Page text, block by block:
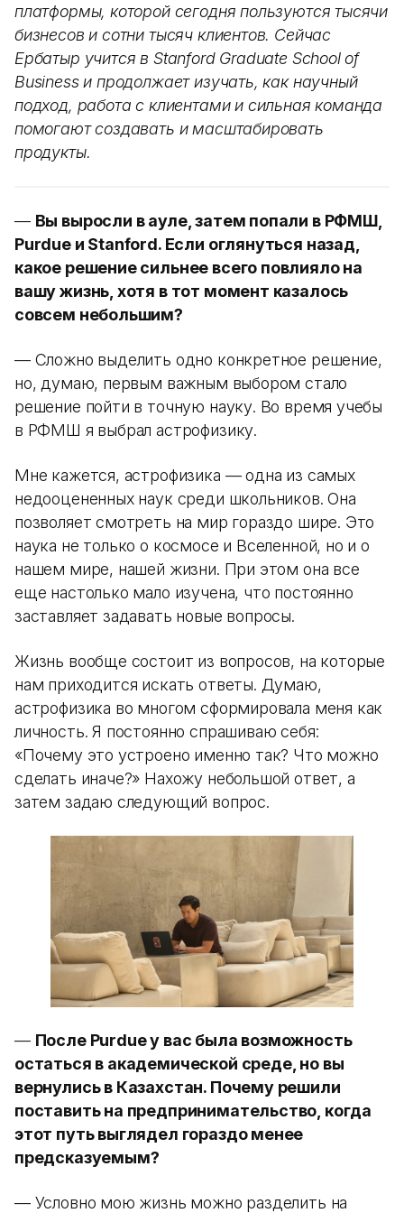
платформы, которой сегодня пользуются тысячи
бизнесов и сотни тысяч клиентов. Сейчас
Ербатыр учится в Stanford Graduate School of
Business и продолжает изучать, как научный
подход, работа с клиентами и сильная команда
помогают создавать и масштабировать
продукты.
— Вы выросли в ауле, затем попали в РФМШ,
Purdue и Stanford. Если оглянуться назад,
какое решение сильнее всего повлияло на
вашу жизнь, хотя в тот момент казалось
совсем небольшим?
— Сложно выделить одно конкретное решение,
но, думаю, первым важным выбором стало
решение пойти в точную науку. Во время учебы
в РФМШ я выбрал астрофизику.
Мне кажется, астрофизика — одна из самых
недооцененных наук среди школьников. Она
позволяет смотреть на мир гораздо шире. Это
наука не только о космосе и Вселенной, но и о
нашем мире, нашей жизни. При этом она все
еще настолько мало изучена, что постоянно
заставляет задавать новые вопросы.
Жизнь вообще состоит из вопросов, на которые
нам приходится искать ответы. Думаю,
астрофизика во многом сформировала меня как
личность. Я постоянно спрашиваю себя:
«Почему это устроено именно так? Что можно
сделать иначе?» Нахожу небольшой ответ, а
затем задаю следующий вопрос.
— После Purdue у вас была возможность
остаться в академической среде, но вы
вернулись в Казахстан. Почему решили
поставить на предпринимательство, когда
этот путь выглядел гораздо менее
предсказуемым?
— Условно мою жизнь можно разделить на